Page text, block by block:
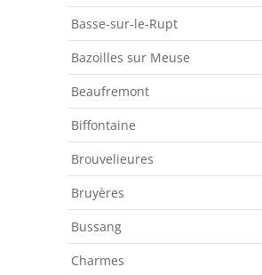
Basse-sur-le-Rupt
Bazoilles sur Meuse
Beaufremont
Biffontaine
Brouvelieures
Bruyères
Bussang
Charmes